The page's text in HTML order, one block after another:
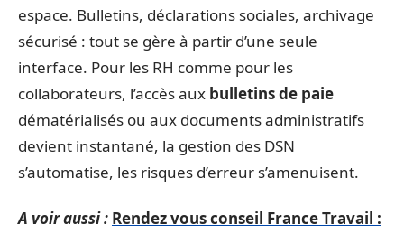
espace. Bulletins, déclarations sociales, archivage
sécurisé : tout se gère à partir d’une seule
interface. Pour les RH comme pour les
collaborateurs, l’accès aux bulletins de paie
dématérialisés ou aux documents administratifs
devient instantané, la gestion des DSN
s’automatise, les risques d’erreur s’amenuisent.
A voir aussi : Rendez vous conseil France Travail :